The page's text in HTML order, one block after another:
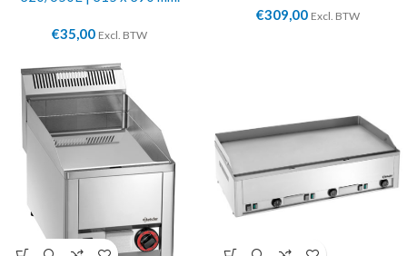
€35,00 Excl. BTW
€309,00 Excl. BTW